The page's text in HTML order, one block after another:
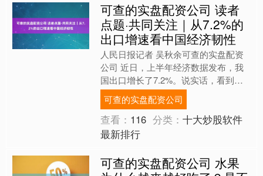
可查的实盘配资公司 读者
点题·共同关注｜从7.2%的
出口增速看中国经济韧性
人民日报记者 吴秋余可查的实盘配资
公司 近日，上半年经济数据发布，我
国出口增长了7.2%。说实话，看到这
个数据既有意外，更感到惊喜，因为上
半年我们受到的外部冲击....
可查的实盘配资公司
查看： 116 分类：十大炒股软件
最新排行
可查的实盘配资公司 水果